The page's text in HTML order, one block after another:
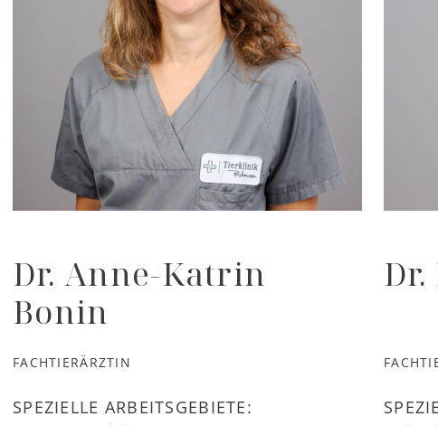
Dr. Anne-Katrin
Bonin
FACHTIERÄRZTIN
SPEZIELLE ARBEITSGEBIETE: